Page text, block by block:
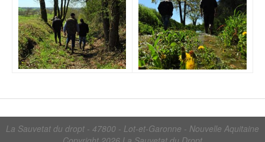
La Sauvetat du dropt - 47800 - Lot-et-Garonne - Nouvelle Aquitaine